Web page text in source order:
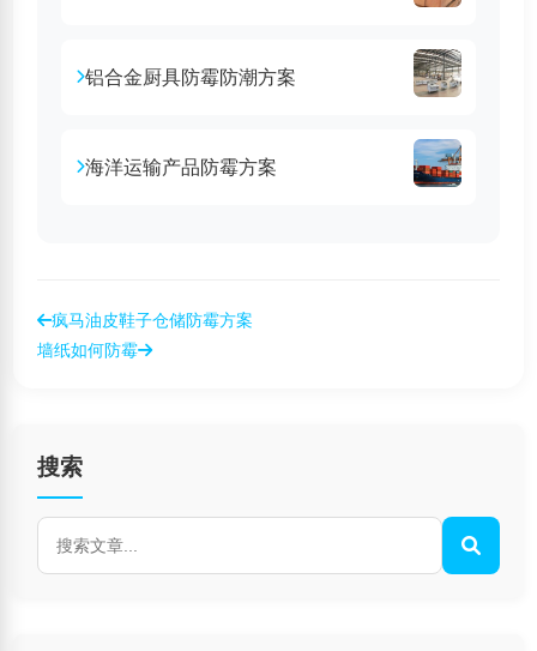
铝合金厨具防霉防潮方案
海洋运输产品防霉方案
疯马油皮鞋子仓储防霉方案
墙纸如何防霉
搜索